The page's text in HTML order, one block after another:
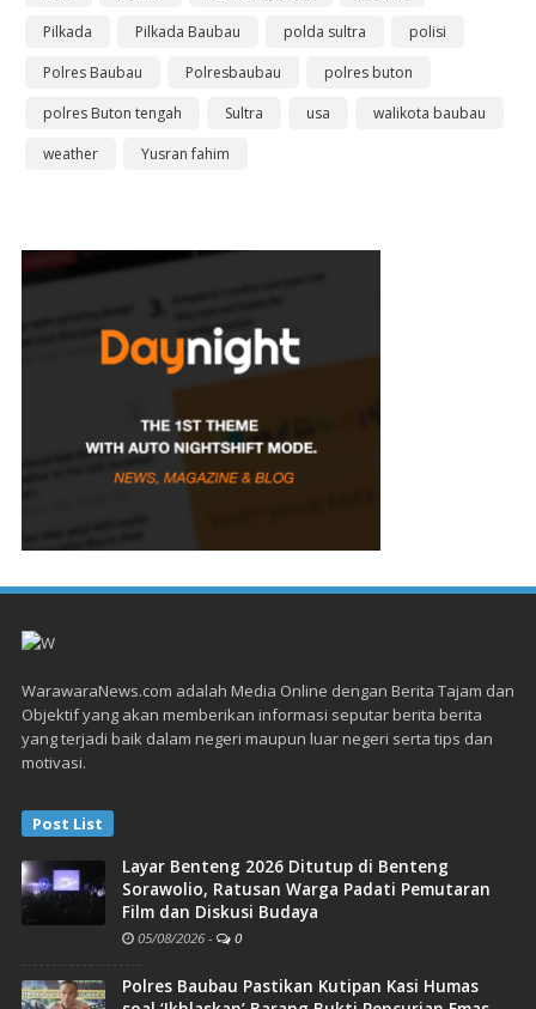
Pilkada
Pilkada Baubau polda sultra
polisi
Polres Baubau
Polresbaubau
polres buton
polres Buton tengah
Sultra usa
walikota baubau
weather
Yusran fahim
WarawaraNews.com adalah Media Online dengan Berita Tajam dan
Objektif yang akan memberikan informasi seputar berita berita
yang terjadi baik dalam negeri maupun luar negeri serta tips dan
motivasi.
Post List
Layar Benteng 2026 Ditutup di Benteng
Sorawolio, Ratusan Warga Padati Pemutaran
Film dan Diskusi Budaya
05/08/2026 - 0
Polres Baubau Pastikan Kutipan Kasi Humas